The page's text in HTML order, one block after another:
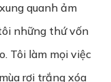
quanh ảm
những thứ vốn
Tôi làm mọi việc
rơi trắng xóa